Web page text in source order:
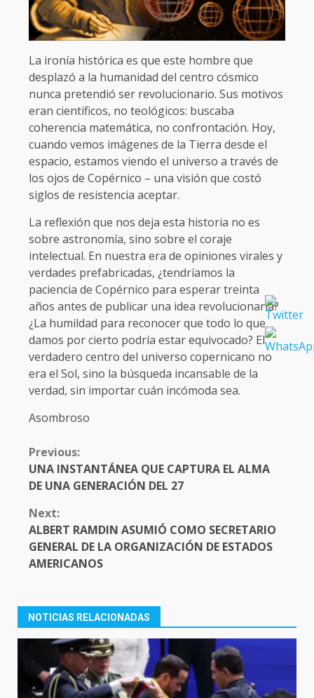
La ironía histórica es que este hombre que
desplazó a la humanidad del centro cósmico
nunca pretendió ser revolucionario. Sus motivos
eran científicos, no teológicos: buscaba
coherencia matemática, no confrontación. Hoy,
cuando vemos imágenes de la Tierra desde el
espacio, estamos viendo el universo a través de
los ojos de Copérnico – una visión que costó
siglos de resistencia aceptar.
La reflexión que nos deja esta historia no es
sobre astronomía, sino sobre el coraje
intelectual. En nuestra era de opiniones virales y
verdades prefabricadas, ¿tendríamos la
paciencia de Copérnico para esperar treinta
años antes de publicar una idea revolucionaria?
¿La humildad para reconocer que todo lo que
damos por cierto podría estar equivocado? El
verdadero centro del universo copernicano no
era el Sol, sino la búsqueda incansable de la
verdad, sin importar cuán incómoda sea.
Asombroso
CONTINUE
READING
Previous:
UNA INSTANTÁNEA QUE CAPTURA EL ALMA
DE UNA GENERACIÓN DEL 27
Next:
ALBERT RAMDIN ASUMIÓ COMO SECRETARIO
GENERAL DE LA ORGANIZACIÓN DE ESTADOS
AMERICANOS
NOTICIAS RELACIONADAS